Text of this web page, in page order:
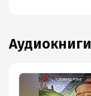
аудиокниги